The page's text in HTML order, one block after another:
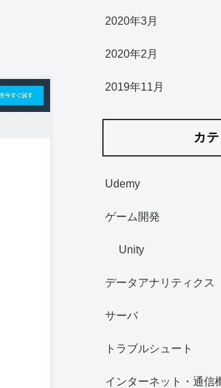
2020年3月
2020年2月
2019年11月
カ
Udemy
ゲーム開発
Unity
データアナリティクス
サーバ
トラブルシュート
インターネット・通信